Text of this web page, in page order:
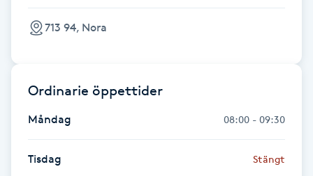
Gelenaglar
Gellack
Gellack med förstärkning
713 94, Nora
Ordinarie öppettider
Måndag 08:00 - 09:30
Tisdag Stängt